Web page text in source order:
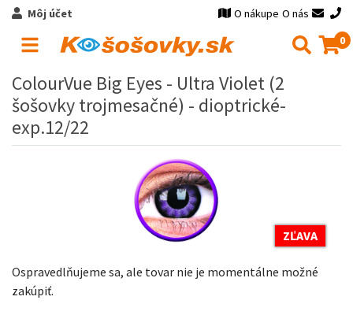
Môj účet O nákupe O nás
0
ColourVue Big Eyes - Ultra Violet (2
šošovky trojmesačné) - dioptrické-
exp.12/22
ZĽAVA
Ospravedlňujeme sa, ale tovar nie je momentálne možné
zakúpiť.